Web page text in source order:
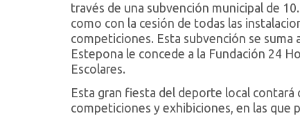
través de una subvención municipal de
como con la cesión de todas las
competiciones. Esta subvención se
Estepona le concede a la Fundación 24
Escolares.
Esta gran fiesta del deporte local
competiciones y exhibiciones, en las que